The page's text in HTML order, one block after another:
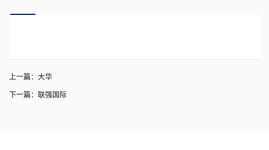
上一篇： 大华
下一篇： 联强国际